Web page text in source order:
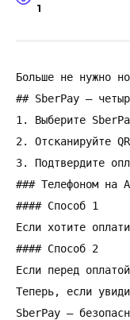
1
Больше не нужно
## SberPay —
1. Выберите
2. Отсканируйте
3. Подтвердите
### Телефоном на
#### Способ 1
Если хотите
#### Способ 2
Если перед
Теперь, если
SberPay —